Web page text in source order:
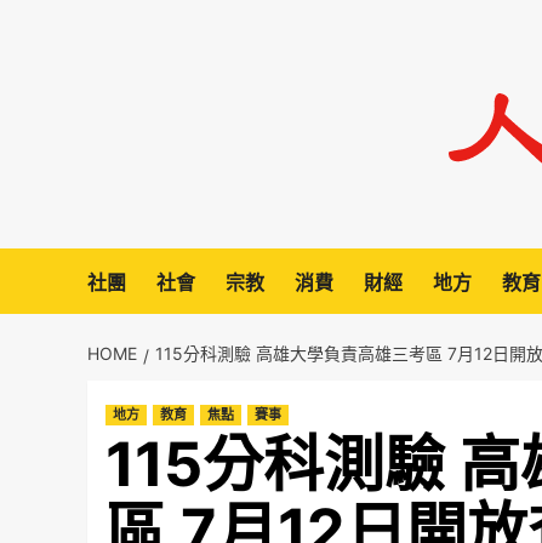
社團 社會 宗教 消費 財經 地方 教育
HOME 115分科測驗 高雄大學負責高雄三考區 7月12日開
地方 教育 焦點 賽事
115分科測驗